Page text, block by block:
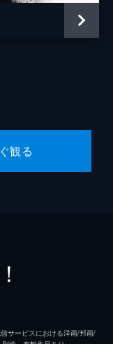
観る
！
サービスにおける洋画/邦画/